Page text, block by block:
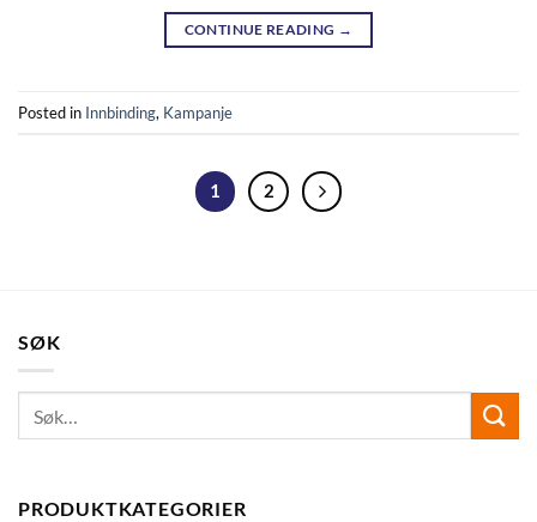
CONTINUE READING →
Posted in Innbinding, Kampanje
1 2
SØK
PRODUKTKATEGORIER